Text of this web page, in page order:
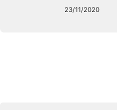
23/11/2020